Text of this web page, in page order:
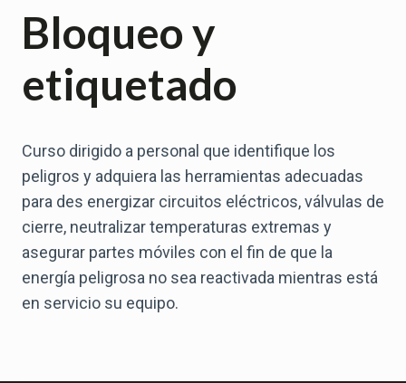
Bloqueo y
etiquetado
Curso dirigido a personal que identifique los
peligros y adquiera las herramientas adecuadas
para des energizar circuitos eléctricos, válvulas de
cierre, neutralizar temperaturas extremas y
asegurar partes móviles con el fin de que la
energía peligrosa no sea reactivada mientras está
en servicio su equipo.